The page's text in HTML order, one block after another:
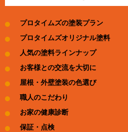
プロタイムズの塗装プラン
プロタイムズオリジナル塗料
人気の塗料ラインナップ
お客様との交流を大切に
屋根・外壁塗装の色選び
職人のこだわり
お家の健康診断
保証・点検